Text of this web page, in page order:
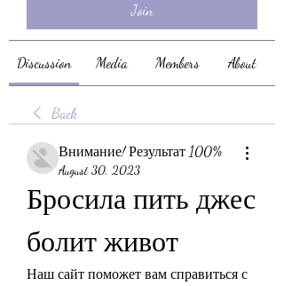
Join
Discussion Media Members About
Back
Внимание! Результат 100%
August 30, 2023
Бросила пить джес
болит живот
Наш сайт поможет вам справиться с